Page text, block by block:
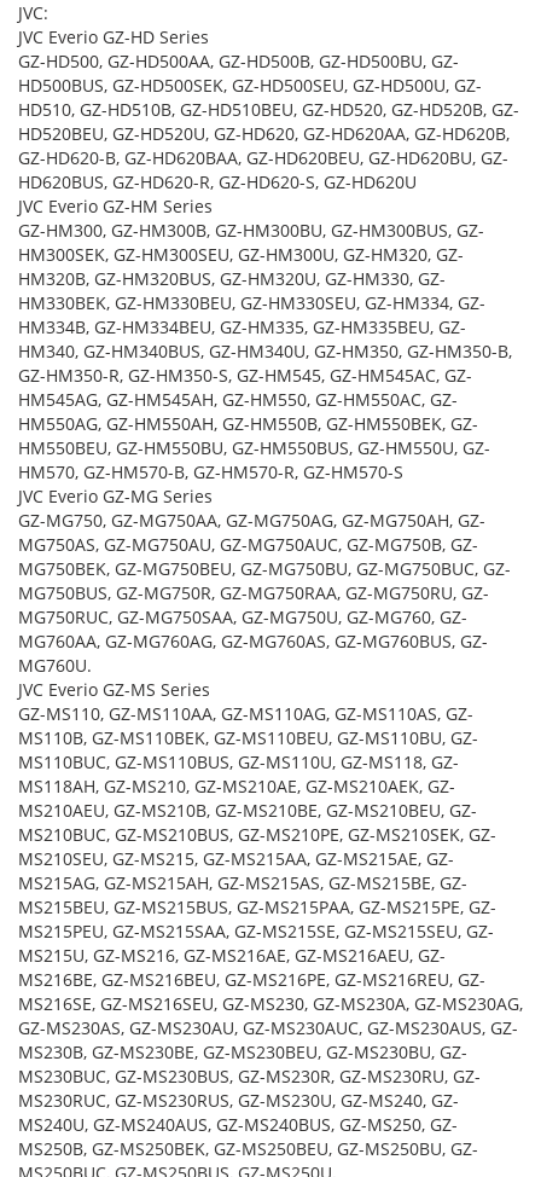
JVC:
JVC Everio GZ-HD Series
GZ-HD500, GZ-HD500AA, GZ-HD500B, GZ-HD500BU, GZ-
HD500BUS, GZ-HD500SEK, GZ-HD500SEU, GZ-HD500U, GZ-
HD510, GZ-HD510B, GZ-HD510BEU, GZ-HD520, GZ-HD520B, GZ-
HD520BEU, GZ-HD520U, GZ-HD620, GZ-HD620AA, GZ-HD620B,
GZ-HD620-B, GZ-HD620BAA, GZ-HD620BEU, GZ-HD620BU, GZ-
HD620BUS, GZ-HD620-R, GZ-HD620-S, GZ-HD620U
JVC Everio GZ-HM Series
GZ-HM300, GZ-HM300B, GZ-HM300BU, GZ-HM300BUS, GZ-
HM300SEK, GZ-HM300SEU, GZ-HM300U, GZ-HM320, GZ-
HM320B, GZ-HM320BUS, GZ-HM320U, GZ-HM330, GZ-
HM330BEK, GZ-HM330BEU, GZ-HM330SEU, GZ-HM334, GZ-
HM334B, GZ-HM334BEU, GZ-HM335, GZ-HM335BEU, GZ-
HM340, GZ-HM340BUS, GZ-HM340U, GZ-HM350, GZ-HM350-B,
GZ-HM350-R, GZ-HM350-S, GZ-HM545, GZ-HM545AC, GZ-
HM545AG, GZ-HM545AH, GZ-HM550, GZ-HM550AC, GZ-
HM550AG, GZ-HM550AH, GZ-HM550B, GZ-HM550BEK, GZ-
HM550BEU, GZ-HM550BU, GZ-HM550BUS, GZ-HM550U, GZ-
HM570, GZ-HM570-B, GZ-HM570-R, GZ-HM570-S
JVC Everio GZ-MG Series
GZ-MG750, GZ-MG750AA, GZ-MG750AG, GZ-MG750AH, GZ-
MG750AS, GZ-MG750AU, GZ-MG750AUC, GZ-MG750B, GZ-
MG750BEK, GZ-MG750BEU, GZ-MG750BU, GZ-MG750BUC, GZ-
MG750BUS, GZ-MG750R, GZ-MG750RAA, GZ-MG750RU, GZ-
MG750RUC, GZ-MG750SAA, GZ-MG750U, GZ-MG760, GZ-
MG760AA, GZ-MG760AG, GZ-MG760AS, GZ-MG760BUS, GZ-
MG760U.
JVC Everio GZ-MS Series
GZ-MS110, GZ-MS110AA, GZ-MS110AG, GZ-MS110AS, GZ-
MS110B, GZ-MS110BEK, GZ-MS110BEU, GZ-MS110BU, GZ-
MS110BUC, GZ-MS110BUS, GZ-MS110U, GZ-MS118, GZ-
MS118AH, GZ-MS210, GZ-MS210AE, GZ-MS210AEK, GZ-
MS210AEU, GZ-MS210B, GZ-MS210BE, GZ-MS210BEU, GZ-
MS210BUC, GZ-MS210BUS, GZ-MS210PE, GZ-MS210SEK, GZ-
MS210SEU, GZ-MS215, GZ-MS215AA, GZ-MS215AE, GZ-
MS215AG, GZ-MS215AH, GZ-MS215AS, GZ-MS215BE, GZ-
MS215BEU, GZ-MS215BUS, GZ-MS215PAA, GZ-MS215PE, GZ-
MS215PEU, GZ-MS215SAA, GZ-MS215SE, GZ-MS215SEU, GZ-
MS215U, GZ-MS216, GZ-MS216AE, GZ-MS216AEU, GZ-
MS216BE, GZ-MS216BEU, GZ-MS216PE, GZ-MS216REU, GZ-
MS216SE, GZ-MS216SEU, GZ-MS230, GZ-MS230A, GZ-MS230AG,
GZ-MS230AS, GZ-MS230AU, GZ-MS230AUC, GZ-MS230AUS, GZ-
MS230B, GZ-MS230BE, GZ-MS230BEU, GZ-MS230BU, GZ-
MS230BUC, GZ-MS230BUS, GZ-MS230R, GZ-MS230RU, GZ-
MS230RUC, GZ-MS230RUS, GZ-MS230U, GZ-MS240, GZ-
MS240U, GZ-MS240AUS, GZ-MS240BUS, GZ-MS250, GZ-
MS250B, GZ-MS250BEK, GZ-MS250BEU, GZ-MS250BU, GZ-